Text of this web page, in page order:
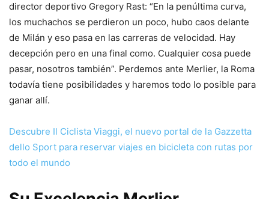
director deportivo Gregory Rast: “En la penúltima curva,
los muchachos se perdieron un poco, hubo caos delante
de Milán y eso pasa en las carreras de velocidad. Hay
decepción pero en una final como. Cualquier cosa puede
pasar, nosotros también”. Perdemos ante Merlier, la Roma
todavía tiene posibilidades y haremos todo lo posible para
ganar allí.
Descubre Il Ciclista Viaggi, el nuevo portal de la Gazzetta
dello Sport para reservar viajes en bicicleta con rutas por
todo el mundo